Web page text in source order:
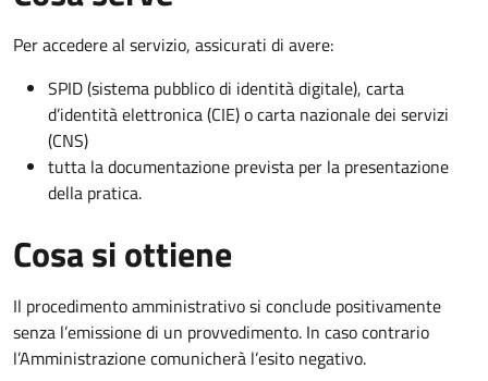
Per accedere al servizio, assicurati di avere:
SPID (sistema pubblico di identità digitale), carta
d’identità elettronica (CIE) o carta nazionale dei servizi
(CNS)
tutta la documentazione prevista per la presentazione
della pratica.
Cosa si ottiene
Il procedimento amministrativo si conclude positivamente
senza l’emissione di un provvedimento. In caso contrario
l’Amministrazione comunicherà l’esito negativo.